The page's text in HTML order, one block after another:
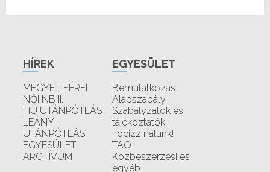
HÍREK
MEGYE I. FÉRFI
NŐI NB II.
FIÚ UTÁNPÓTLÁS
LEÁNY
UTÁNPÓTLÁS
EGYESÜLET
ARCHÍVUM
EGYESÜLET
Bemutatkozás
Alapszabály
Szabályzatok és
tájékoztatók
Focizz nálunk!
TAO
Közbeszerzési és
egyéb